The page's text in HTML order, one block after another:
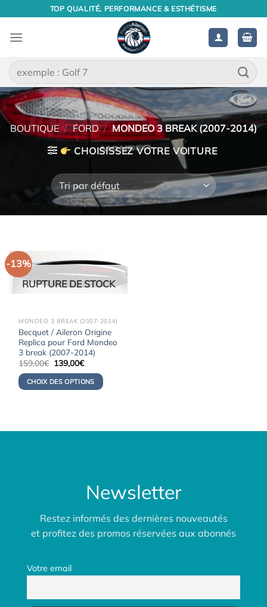
contenu
TOP QUALITÉ, PERFORMANCE & ESTHÉTISME
Recherche
pour :
BOUTIQUE / FORD / MONDEO 3 BREAK (2007-2014)
CHOISISSEZ VOTRE VOITURE
-13%
RUPTURE DE STOCK
MONDEO 3 BREAK (2007-2014)
Becquet / Aileron Origine
Replica pour Ford Mondeo
3 break (2007-2014)
159,00€ Le
initial
était :
159,00€.
139,00€Le
actuel
est :
139,00€.
CHOIX DES OPTIONS
Newsletter
Restez informés des dernières nouveautés
et profitez des promos réservées aux abonnés
Votre email